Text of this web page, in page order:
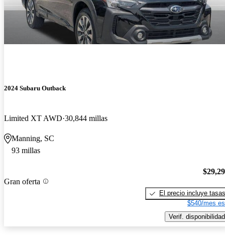
2024 Subaru Outback
Limited XT AWD 30,844 millas
Manning, SC
93 millas
Gran oferta
El precio incluye tasas
$540/mes
Verif. disponibilidad